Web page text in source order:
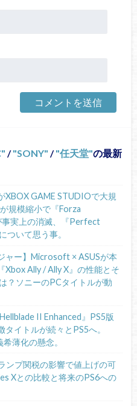
/ SONY / 任天堂 の最新
XBOX GAME STUDIOで大規
規模縮小で『Forza
実上の消滅、『Perfect
ついて思う事。
ャー】Microsoft × ASUSが本
Xbox Ally / Ally X』の性能とそ
？ソニーのPCタイトルが動
Hellblade II Enhanced』PS5版
タイトルが続々とPS5へ。
薄化の懸念。
ンプ関税の影響で値上げの可
Xとの比較と将来のPS6への